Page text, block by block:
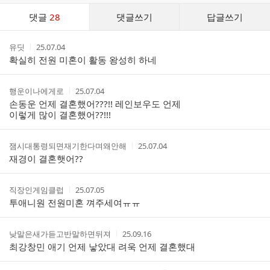
댓글28 댓글쓰기 답글쓰기
스
작
성
자
유딧
작
성
시
간
25.07.04
확실히 전원 미혼이 활동 왕성히 하네
작
성
자
행운이나에게로
작
성
시
간
25.07.04
손동운 언제 결혼했어???!! 레인보우도 언제
이렇게 많이 결혼했어??!!!
작
성
자
잼시대통령되면재기한다며왜안해
작
간
25.07.04
재경이 결혼햇어??
작
성
자
직장인게임클럽
작
성
시
간
25.07.05
투애니원 전원미혼 껴주세여ㅠㅠ
작
성
자
낮말은새가듣고반말하면뒤져
작
성
시
간
25.09.16
최강창민 애기 언제 낳았대 려욱 언제 결혼했대